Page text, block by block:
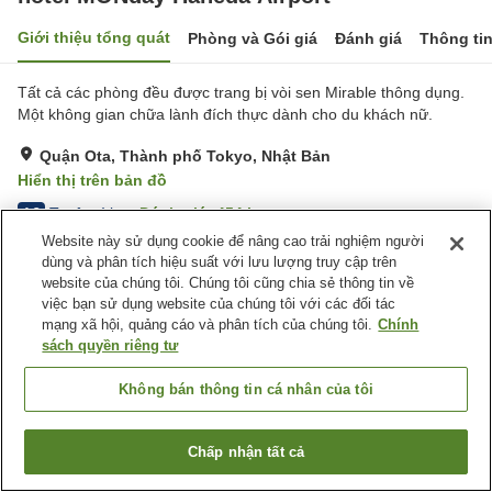
Giới thiệu tổng quát Phòng và Gói giá Đánh giá Thông
Tất cả các phòng đều được trang bị vòi sen Mirable thông dụng.
Một không gian chữa lành đích thực dành cho du khách nữ.
Quận Ota, Thành phố Tokyo, Nhật Bản
Hiển thị trên bản đồ
4.3 Tuyệt vời Đánh giá:454lượt
Tiện nghi chỗ nghỉ
Dịch Vụ Đưa Đón
Nhà hàng
Máy bán hàng tự động
Giặt ủi có phí
Nhật Bản Thành phố Tokyo
Quận Ota
hotel MONday Haneda Airport
Tìm phòng trống
Website này sử dụng cookie để nâng cao trải nghiệm người
dùng và phân tích hiệu suất với lưu lượng truy cập trên
website của chúng tôi. Chúng tôi cũng chia sẻ thông tin về
việc bạn sử dụng website của chúng tôi với các đối tác
mạng xã hội, quảng cáo và phân tích của chúng tôi. Chính
sách quyền riêng tư
Không bán thông tin cá nhân của tôi
Chấp nhận tất cả